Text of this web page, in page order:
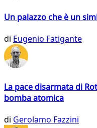
Un palazzo che è un
di Eugenio Fatigante
La pace disarmata di
bomba atomica
di Gerolamo Fazzini